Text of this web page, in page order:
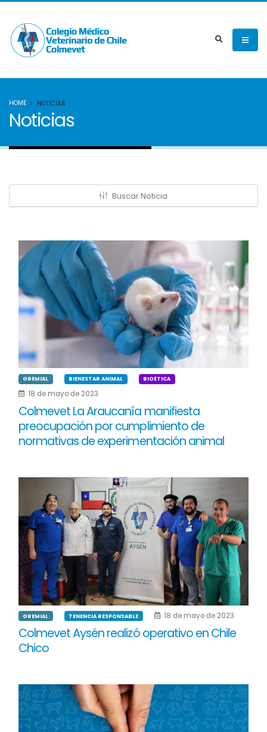
HOME NOTICIAS
Noticias
Buscar Noticia
GREMIAL BIENESTAR ANIMAL BIOÉTICA
18 de mayo de 2023
Colmevet La Araucanía manifiesta
preocupación por cumplimiento de
normativas de experimentación animal
GREMIAL TENENCIA RESPONSABLE 18 de mayo de 2023
Colmevet Aysén realizó operativo en Chile
Chico